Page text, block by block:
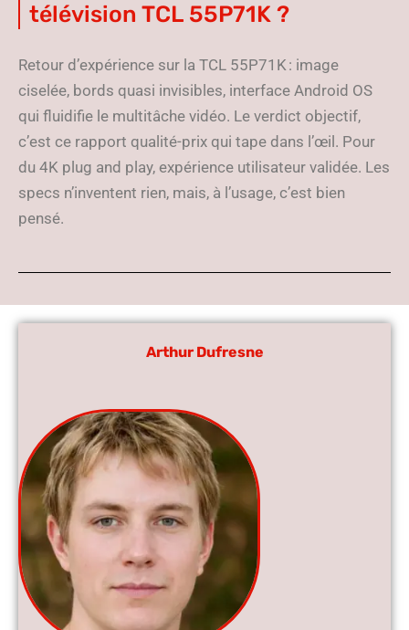
télévision TCL 55P71K ?
Retour d’expérience sur la TCL 55P71K : image
ciselée, bords quasi invisibles, interface Android OS
qui fluidifie le multitâche vidéo. Le verdict objectif,
c’est ce rapport qualité-prix qui tape dans l’œil. Pour
du 4K plug and play, expérience utilisateur validée. Les
specs n’inventent rien, mais, à l’usage, c’est bien
pensé.
Arthur Dufresne